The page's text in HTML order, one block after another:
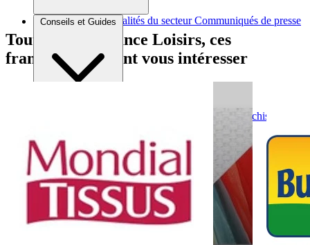
Brèves et actus Actualités du secteur Communiqués de presse
Conseils et Guides
Devenir franchiseur
Tout comme France Loisirs, ces
franchises peuvent vous intéresser